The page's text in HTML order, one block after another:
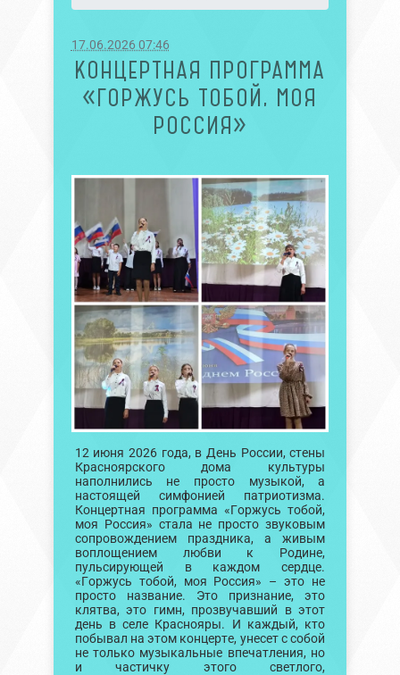
17.06.2026 07:46
КОНЦЕРТНАЯ ПРОГРАММА
«ГОРЖУСЬ ТОБОЙ, МОЯ
РОССИЯ»
12 июня 2026 года, в День России, стены
Красноярского дома культуры
наполнились не просто музыкой, а
настоящей симфонией патриотизма.
Концертная программа «Горжусь тобой,
моя Россия» стала не просто звуковым
сопровождением праздника, а живым
воплощением любви к Родине,
пульсирующей в каждом сердце.
«Горжусь тобой, моя Россия» – это не
просто название. Это признание, это
клятва, это гимн, прозвучавший в этот
день в селе Краснояры. И каждый, кто
побывал на этом концерте, унесет с собой
не только музыкальные впечатления, но
и частичку этого светлого,